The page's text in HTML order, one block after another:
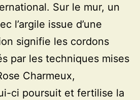
Sur le mur, un
l’argile issue d’une
signifie les cordons
par les techniques mises
Charmeux,
ci poursuit et fertilise la